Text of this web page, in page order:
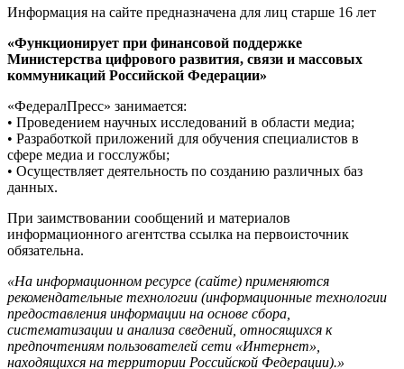
Информация на сайте предназначена для лиц старше 16 лет
«Функционирует при финансовой поддержке
Министерства цифрового развития, связи и массовых
коммуникаций Российской Федерации»
«ФедералПресс» занимается:
• Проведением научных исследований в области медиа;
• Разработкой приложений для обучения специалистов в
сфере медиа и госслужбы;
• Осуществляет деятельность по созданию различных баз
данных.
При заимствовании сообщений и материалов
информационного агентства ссылка на первоисточник
обязательна.
«На информационном ресурсе (сайте) применяются
рекомендательные технологии (информационные технологии
предоставления информации на основе сбора,
систематизации и анализа сведений, относящихся к
предпочтениям пользователей сети «Интернет»,
находящихся на территории Российской Федерации).»